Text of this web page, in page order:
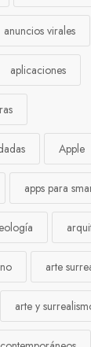
anuncios virales
aplicaciones
Apple
apps para
arte
arte y